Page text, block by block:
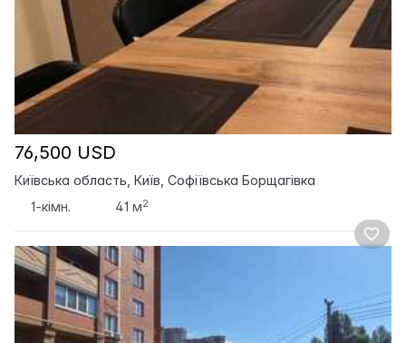
76,500 USD
Київська область, Київ, Софіївська Борщагівка
1-кімн.
41 м2